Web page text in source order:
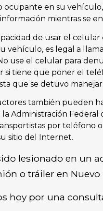
ocupante en su
mientras se
de usar el celular
vehículo, es legal a
use el celular para
si tiene que poner el
que se detuvo manejar.
también pueden
Administración Federal
por teléfono
sitio del Internet.
lesionado en un
o tráiler en Nuevo
hoy por una